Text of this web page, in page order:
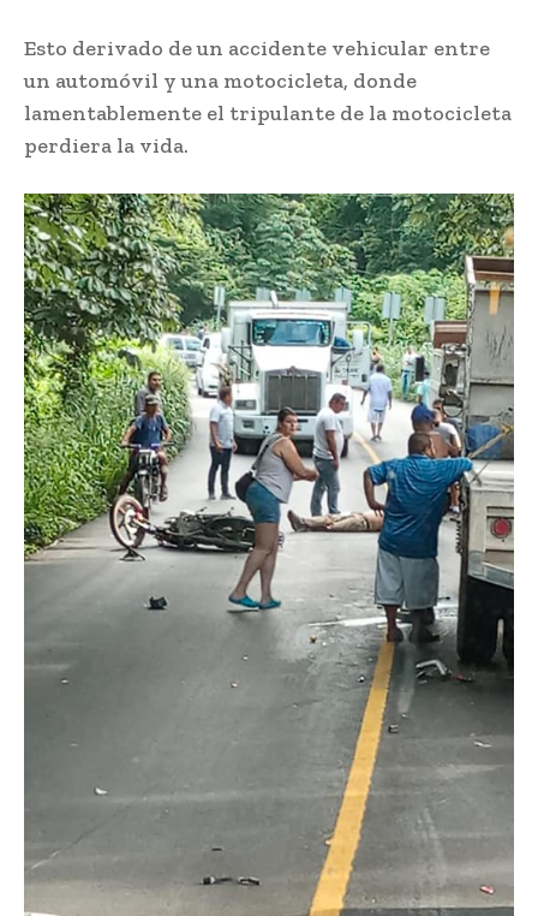
Esto derivado de un accidente vehicular entre
un automóvil y una motocicleta, donde
lamentablemente el tripulante de la motocicleta
perdiera la vida.